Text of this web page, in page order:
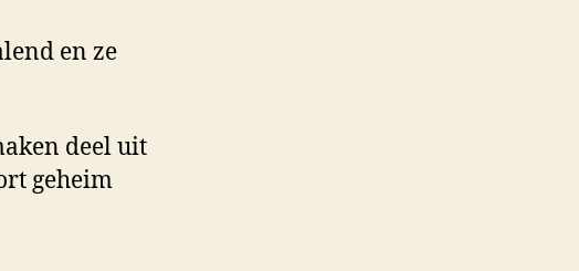
en ze
deel uit
geheim